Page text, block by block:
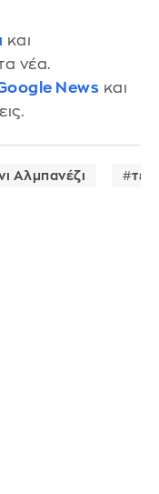
και
νέα.
News και
Αλμπανέζι